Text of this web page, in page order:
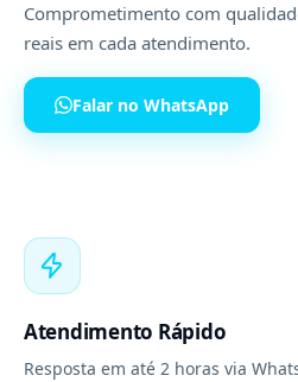
Comprometimento com
reais em cada atendimento.
Falar no WhatsApp
Atendimento Rápido
Resposta em até 2 horas via